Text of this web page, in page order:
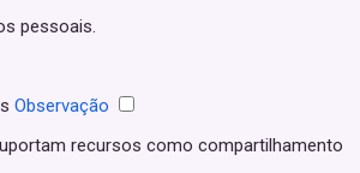
pessoais.
Observação
recursos como compartilhamento